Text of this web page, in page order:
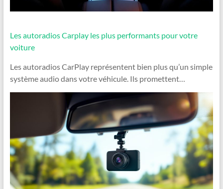
Les autoradios Carplay les plus performants pour votre
voiture
Les autoradios CarPlay représentent bien plus qu’un simple
système audio dans votre véhicule. Ils promettent…